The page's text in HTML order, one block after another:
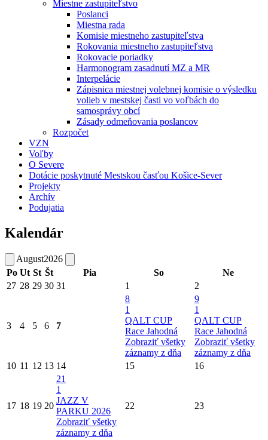
Miestne zastupiteľstvo
Poslanci
Miestna rada
Komisie miestneho zastupiteľstva
Rokovania miestneho zastupiteľstva
Rokovacie poriadky
Harmonogram zasadnutí MZ a MR
Interpelácie
Zápisnica miestnej volebnej komisie o výsledku
volieb v mestskej časti vo voľbách do
samosprávy obcí
Zásady odmeňovania poslancov
Rozpočet
VZN
Voľby
O Severe
Dotácie poskytnuté Mestskou časťou Košice-Sever
Projekty
Archív
Podujatia
Kalendár
August2026
Po Ut St Št Pia So
Ne
27 28 29 30 31 1 2
3 4 5 6 7
8
1
QALT CUP
Race Jahodná
Zobraziť všetky
záznamy z dňa
9
1
QALT CUP
Race Jahodná
Zobraziť všetky
záznamy z dňa
10 11 12 13 14 15 16
17 18 19 20
21
1
JAZZ V
PARKU 2026
Zobraziť všetky
záznamy z dňa
22 23